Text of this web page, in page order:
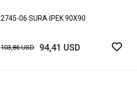
2745-06 SURA İPEK 90X90
103,86 USD 94,41 USD